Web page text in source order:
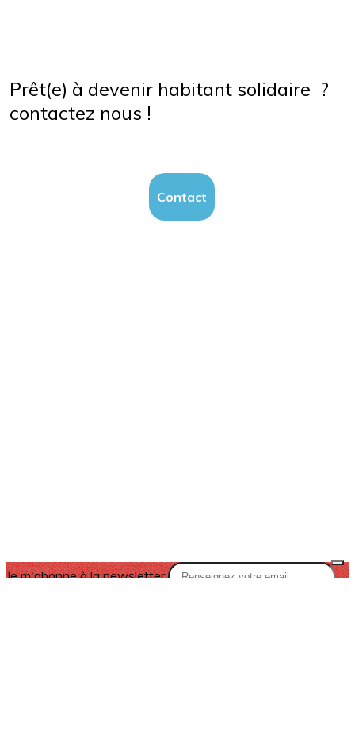
Prêt(e) à devenir habitant solidaire ?
contactez nous !
Contact
Je m'abonne à la newsletter